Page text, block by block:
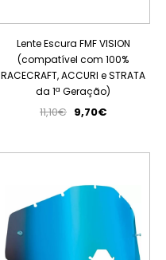
Lente Escura FMF VISION
(compatível com 100%
RACECRAFT, ACCURI e STRATA
da 1ª Geração)
11,10€ 9,70€